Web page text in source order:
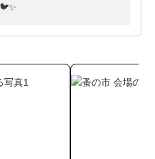
いろいろ頂きました！toshieさ